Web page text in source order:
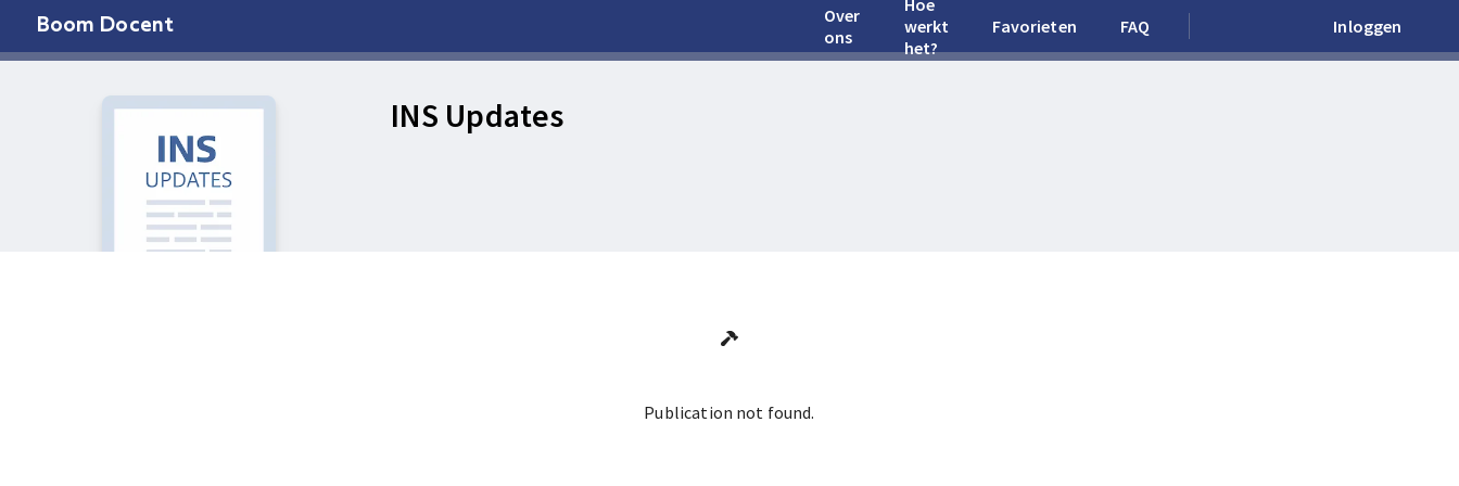
Boom Docent
Over
ons
Hoe
werkt
het?
Favorieten FAQ Inloggen
INS Updates
Publication not found.